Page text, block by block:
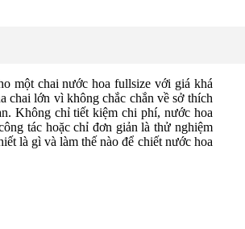
một chai nước hoa fullsize với giá khá
chai lớn vì không chắc chắn về sở thích
Không chỉ tiết kiệm chi phí, nước hoa
tác hoặc chỉ đơn giản là thử nghiệm
là gì và làm thế nào để chiết nước hoa